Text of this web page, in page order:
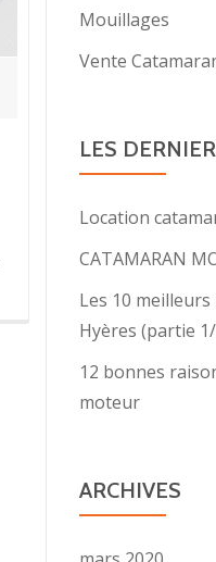
Mouillages
Vente
LES
Location
CATAMARAN
Les 10
Hyères (partie
12 bonnes
moteur
ARCHIVES